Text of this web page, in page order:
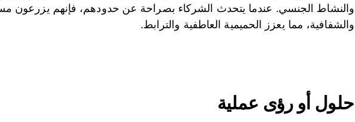
والنشاط الجنسي. عندما يتحدث الشركاء بصراحة عن حدودهم، فإنهم يزرعون
والشفافية، مما يعزز الحميمية العاطفية والترابط.
حلول أو رؤى عملية